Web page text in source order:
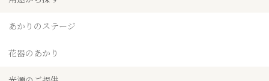
あかりのステージ
花器のあかり